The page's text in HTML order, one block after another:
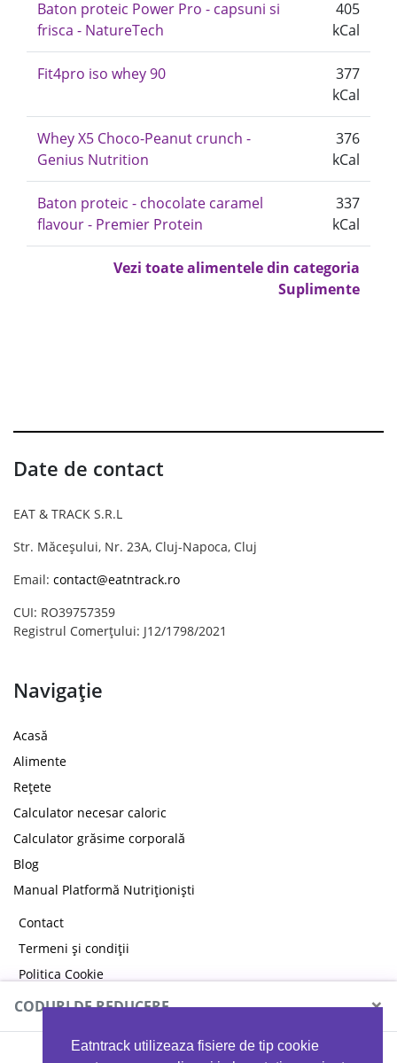
Eatntrack utilizeaza fisiere de tip cookie
Baton proteic Power Pro - capsuni si
frisca - NatureTech
405
kCal
Fit4pro iso whey 90
377
kCal
Whey X5 Choco-Peanut crunch -
Genius Nutrition
376
kCal
Baton proteic - chocolate caramel
flavour - Premier Protein
337
kCal
Vezi toate alimentele din categoria
Suplimente
Date de contact
EAT & TRACK S.R.L
Str. Măceșului, Nr. 23A, Cluj-Napoca, Cluj
Email: contact@eatntrack.ro
CUI: RO39757359
Registrul Comerțului: J12/1798/2021
Navigație
Acasă
Alimente
Rețete
Calculator necesar caloric
Calculator grăsime corporală
Blog
Manual Platformă Nutriționiști
Contact
Termeni și condiții
Politica Cookie
Politica de confidențialitate
CODURI DE REDUCERE ×